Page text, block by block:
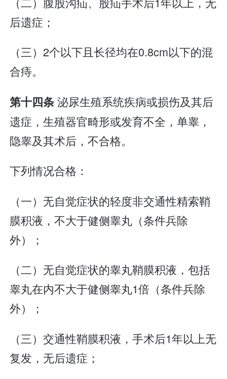
后遗症；
（三）2个以下且长径均在0.8cm以下的混
合痔。
第十四条泌尿生殖系统疾病或损伤及其后
遗症，生殖器官畸形或发育不全，单睾，
隐睾及其术后，不合格。
下列情况合格：
（一）无自觉症状的轻度非交通性精索鞘
膜积液，不大于健侧睾丸（条件兵除
外）；
（二）无自觉症状的睾丸鞘膜积液，包括
睾丸在内不大于健侧睾丸1倍（条件兵除
外）；
（三）交通性鞘膜积液，手术后1年以上无
复发，无后遗症；